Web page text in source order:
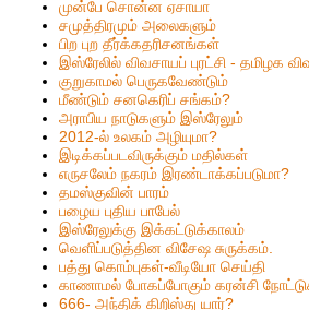
முன்பே சொன்ன ஏசாயா
சமுத்திரமும் அலைகளும்
பிற புற தீர்க்கதரிசனங்கள்
இஸ்ரேலில் விவசாயப் புரட்சி - தமிழக
குறுகாமல் பெருகவேண்டும்
மீண்டும் சனகெரிப் சங்கம்?
அராபிய நாடுகளும் இஸ்ரேலும்
2012-ல் உலகம் அழியுமா?
இடிக்கப்படவிருக்கும் மதில்கள்
எருசலேம் நகரம் இரண்டாக்கப்படுமா?
தமஸ்குவின் பாரம்
பழைய புதிய பாபேல்
இஸ்ரேலுக்கு இக்கட்டுக்காலம்
வெளிப்படுத்தின விசேஷ சுருக்கம்.
பத்து கொம்புகள்-வீடியோ செய்தி
காணாமல் போகப்போகும் கரன்சி
666- அந்திக் கிறிஸ்து யார்?